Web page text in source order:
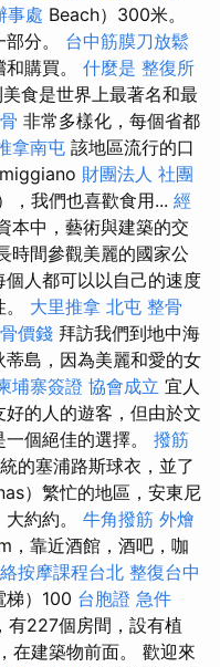
事處 Beach）300米。
分。 台中筋膜刀放鬆
購買。 什麼是 整復所
食是世界上最著名和最
非常多樣化，每個省都
拿南屯 該地區流行的口
財團法人 社團
，我們也喜歡食用... 經
本中，藝術與建築的交
時間參觀美麗的國家公
人都可以以自己的速度
大里推拿 北屯 整骨
價錢 拜訪我們到地中海
島，因為美麗和愛的女
埔寨簽證 協會成立 宜人
的人的遊客，但由於文
個絕佳的選擇。 撥筋
的塞浦路斯球衣，並了
）繁忙的地區，安東尼
約約。 牛角撥筋 外燴
，靠近酒館，酒吧，咖
按摩課程台北 整復台中
梯）100 台胞證 急件
有227個房間，設有植
在建築物前面。 歡迎來